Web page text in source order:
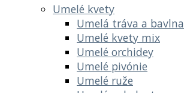
Umelé kvety
Umelá tráva a bavlna
Umelé kvety mix
Umelé orchidey
Umelé pivónie
Umelé ruže